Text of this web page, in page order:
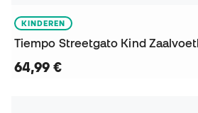
KINDEREN
64,99 €